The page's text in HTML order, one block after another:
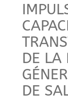
DE LA
DE